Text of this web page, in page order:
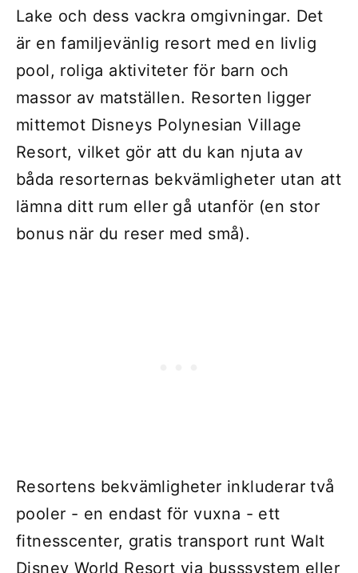
Lake och dess vackra omgivningar. Det
är en familjevänlig resort med en livlig
pool, roliga aktiviteter för barn och
massor av matställen. Resorten ligger
mittemot Disneys Polynesian Village
Resort, vilket gör att du kan njuta av
båda resorternas bekvämligheter utan att
lämna ditt rum eller gå utanför (en stor
bonus när du reser med små).
Resortens bekvämligheter inkluderar två
pooler - en endast för vuxna - ett
fitnesscenter, gratis transport runt Walt
Disney World Resort via busssystem eller